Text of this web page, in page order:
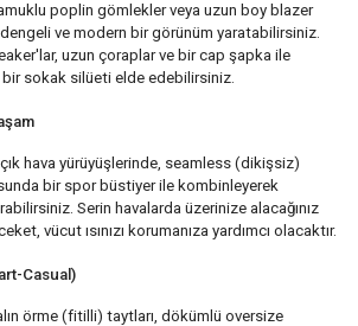
poplin gömlekler veya uzun boy blazer
ve modern bir görünüm yaratabilirsiniz.
uzun çoraplar ve bir cap şapka ile
sokak silüeti elde edebilirsiniz.
hava yürüyüşlerinde, seamless (dikişsiz)
bir spor büstiyer ile kombinleyerek
Serin havalarda üzerinize alacağınız
vücut ısınızı korumanıza yardımcı olacaktır.
Casual)
örme (fitilli) taytları, dökümlü oversize